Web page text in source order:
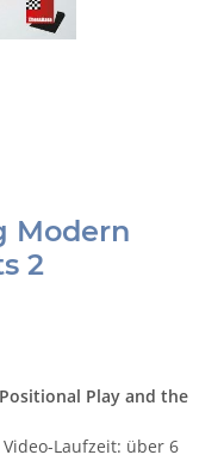
Modern
2
Play and the
Laufzeit: über 6